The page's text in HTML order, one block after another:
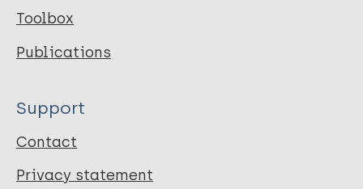
Toolbox
Publications
Support
Contact
Privacy statement